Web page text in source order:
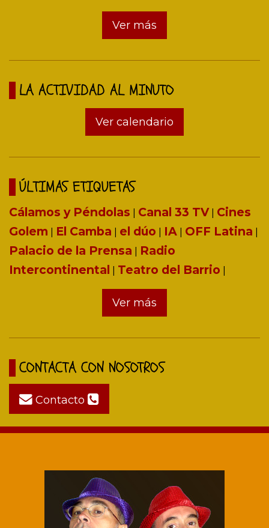
Ver más
LA ACTIVIDAD AL MINUTO
Ver calendario
ÚLTIMAS ETIQUETAS
Cálamos y Péndolas Canal 33 TV Cines
Golem
El Camba el dúo IA OFF Latina
Palacio de la Prensa
Radio
Intercontinental
Teatro del Barrio
Ver más
CONTACTA CON NOSOTROS
Contacto